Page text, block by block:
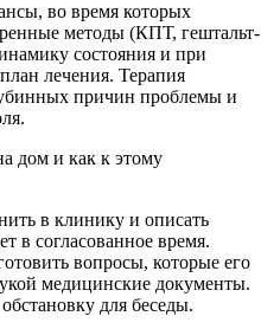
во время которых
методы (КПТ, гештальт-
состояния и при
лечения. Терапия
причин проблемы и
дом и как к этому
в клинику и описать
в согласованное время.
вопросы, которые его
медицинские документы.
для беседы.